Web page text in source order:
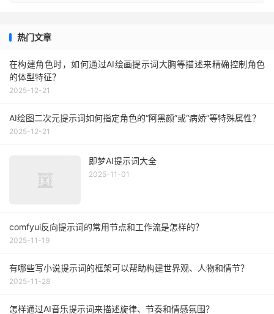
热门文章
在构建角色时，如何通过AI绘画提示词大胸等描述来精确控制角色
的体型特征？
2025-12-21
AI绘图二次元提示词如何指定角色的“阿黑颜”或“病娇”等特殊属性？
2025-12-21
即梦AI提示词大全
2025-11-01
comfyui反向提示词的常用节点和工作流是怎样的？
2025-11-19
有哪些写小说提示词的框架可以帮助构建世界观、人物和情节？
2025-11-28
怎样通过AI音乐提示词来描述旋律、节奏和情感氛围？